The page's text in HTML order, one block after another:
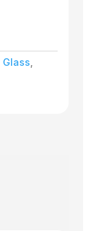
Glass